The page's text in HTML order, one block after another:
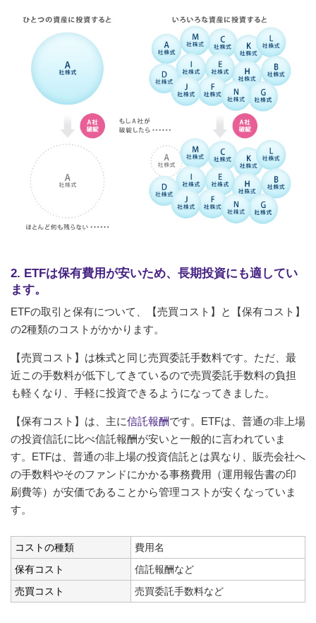
2. ETFは保有費用が安いため、長期投資にも適してい
ます。
ETFの取引と保有について、【売買コスト】と【保有コスト】
の2種類のコストがかかります。
【売買コスト】は株式と同じ売買委託手数料です。ただ、最
近この手数料が低下してきているので売買委託手数料の負担
も軽くなり、手軽に投資できるようになってきました。
【保有コスト】は、主に信託報酬です。ETFは、普通の非上場
の投資信託に比べ信託報酬が安いと一般的に言われていま
す。ETFは、普通の非上場の投資信託とは異なり、販売会社へ
の手数料やそのファンドにかかる事務費用（運用報告書の印
刷費等）が安価であることから管理コストが安くなっていま
す。
コストの種類
費用名
保有コスト
信託報酬など
売買コスト
売買委託手数料など